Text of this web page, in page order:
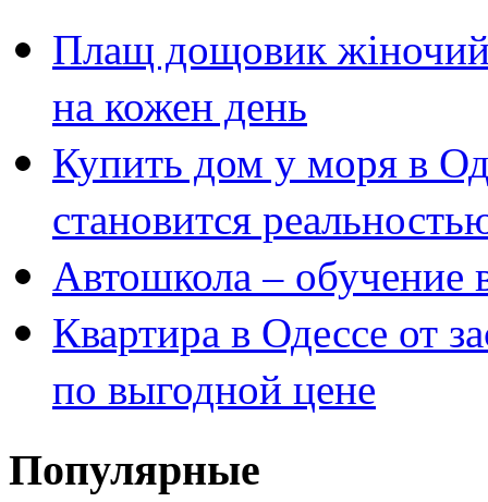
Плащ дощовик
на кожен день
Купить дом у моря в
становится
Автошкола – обучение
Квартира в Одессе от
по выгодной цене
Популярные